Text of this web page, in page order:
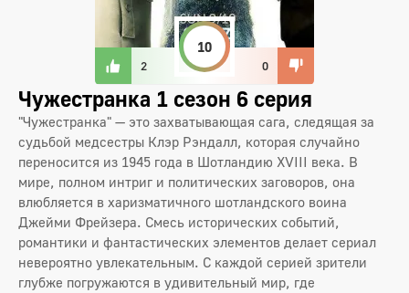
2
10
0
Чужестранка 1 сезон 6 серия
"Чужестранка" — это захватывающая сага, следящая за
судьбой медсестры Клэр Рэндалл, которая случайно
переносится из 1945 года в Шотландию XVIII века. В
мире, полном интриг и политических заговоров, она
влюбляется в харизматичного шотландского воина
Джейми Фрейзера. Смесь исторических событий,
романтики и фантастических элементов делает сериал
невероятно увлекательным. С каждой серией зрители
глубже погружаются в удивительный мир, где